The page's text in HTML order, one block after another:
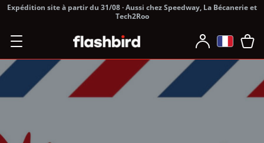
Expédition site à partir du 31/08 · Aussi chez Speedway, La Bécanerie et
Tech2Roo